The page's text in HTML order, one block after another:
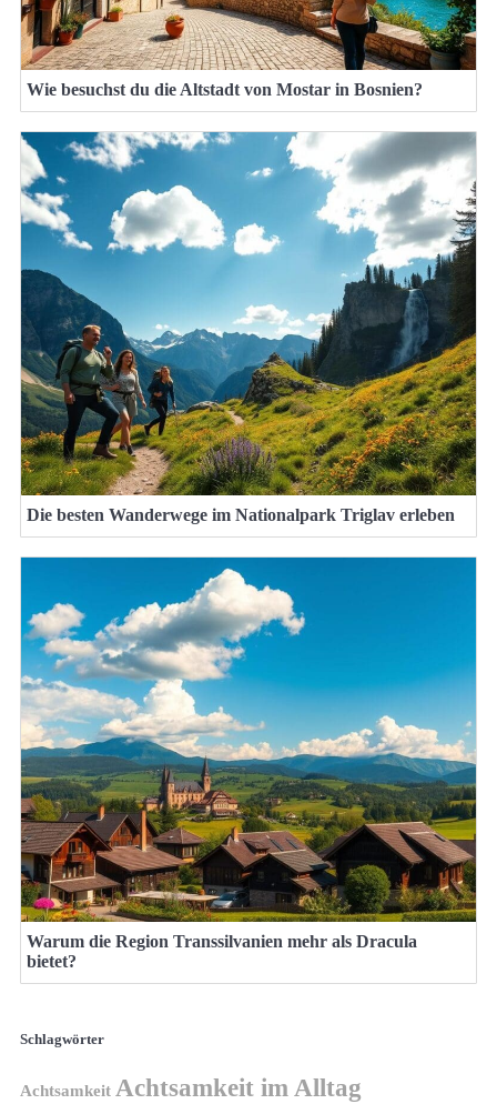
Wie besuchst du die Altstadt von Mostar in Bosnien?
Die besten Wanderwege im Nationalpark Triglav erleben
Warum die Region Transsilvanien mehr als Dracula
bietet?
Schlagwörter
Achtsamkeit Achtsamkeit im Alltag